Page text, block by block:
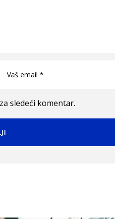
sledeći komentar.